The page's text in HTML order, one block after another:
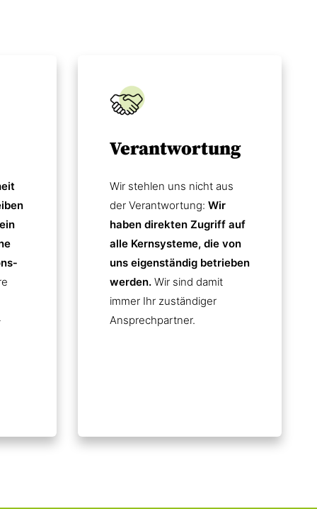
Verantwortung
Wir stehlen uns nicht aus
der Verantwortung: Wir
haben direkten Zugriff auf
alle Kernsysteme, die von
uns eigenständig betrieben
werden.Wir sind damit
immer Ihr zuständiger
Ansprechpartner.